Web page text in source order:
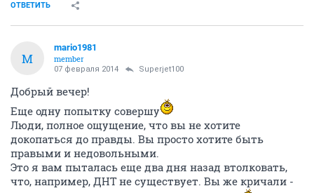
ОТВЕТИТЬ
M
mario1981
member
07 февраля 2014 Superjet100
Добрый вечер!
Еще одну попытку совершу
Люди, полное ощущение, что вы не хотите
докопаться до правды. Вы просто хотите быть
правыми и недовольными.
Это я вам пыталась еще два дня назад втолковать,
что, например, ДНТ не существует. Вы же кричали -